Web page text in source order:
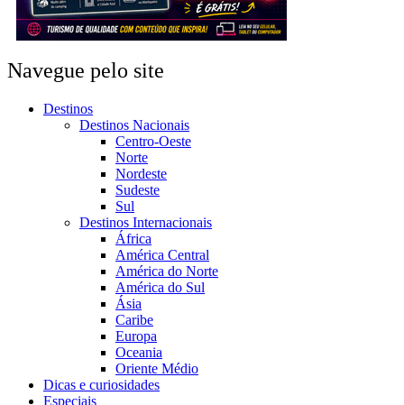
Navegue pelo site
Destinos
Destinos Nacionais
Centro-Oeste
Norte
Nordeste
Sudeste
Sul
Destinos Internacionais
África
América Central
América do Norte
América do Sul
Ásia
Caribe
Europa
Oceania
Oriente Médio
Dicas e curiosidades
Especiais